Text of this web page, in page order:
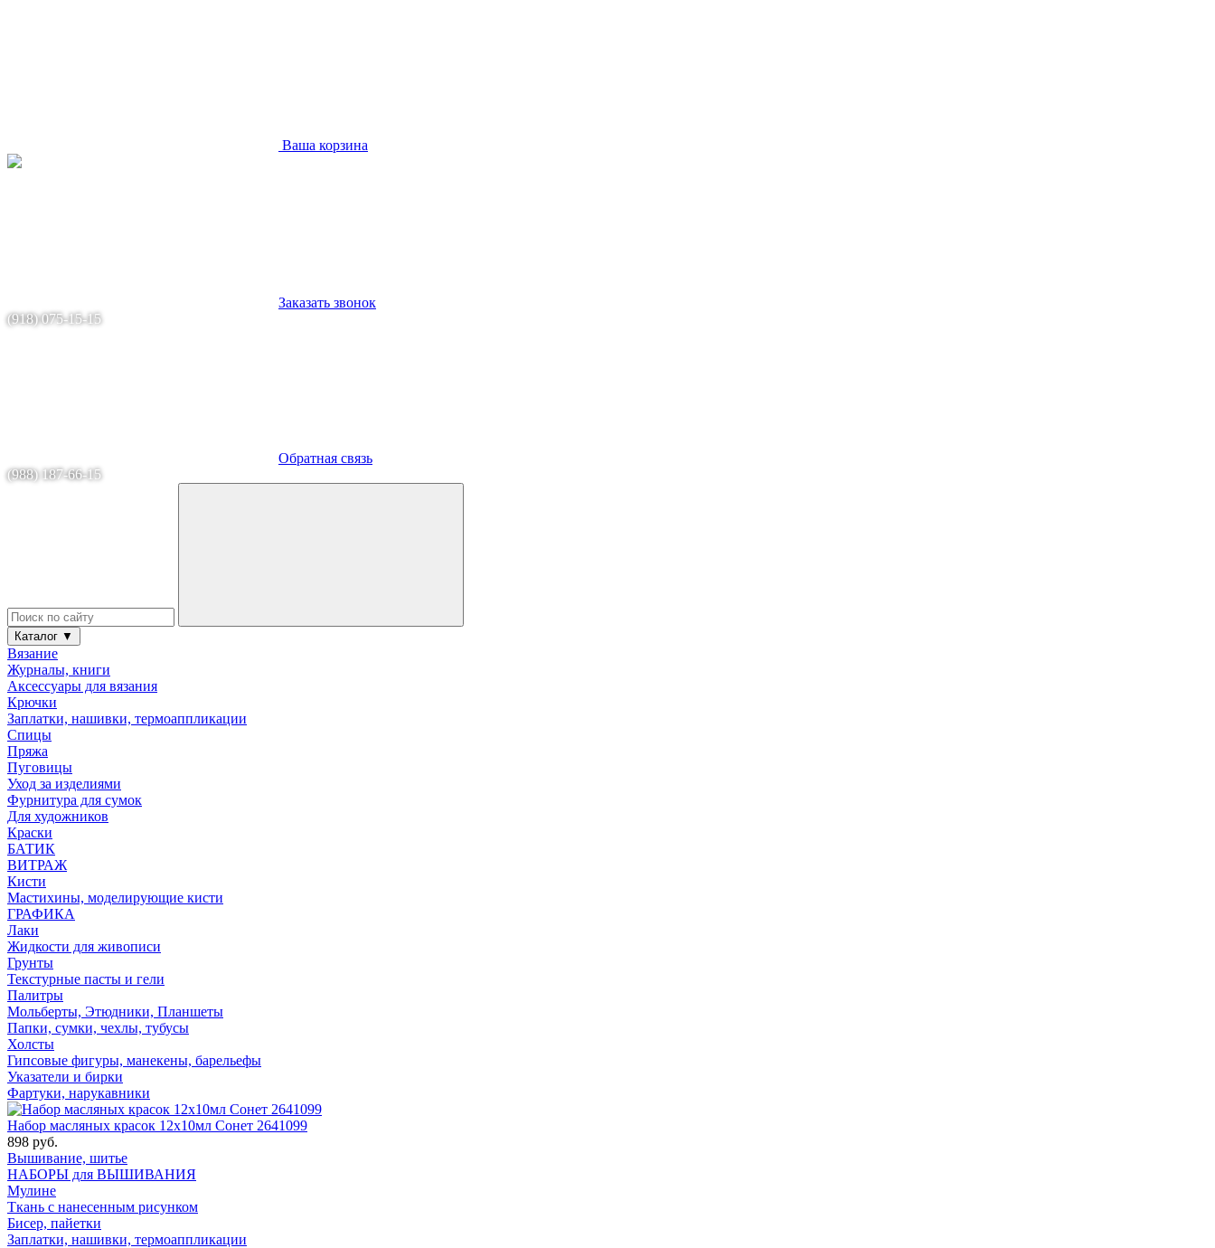
Ваша корзина
Заказать звонок
(918) 075-15-15
Обратная связь
(988) 187-66-15
Каталог ▼
Вязание
Журналы, книги
Аксессуары для вязания
Крючки
Заплатки, нашивки, термоаппликации
Спицы
Пряжа
Пуговицы
Уход за изделиями
Фурнитура для сумок
Для художников
Краски
БАТИК
ВИТРАЖ
Кисти
Мастихины, моделирующие кисти
ГРАФИКА
Лаки
Жидкости для живописи
Грунты
Текстурные пасты и гели
Палитры
Мольберты, Этюдники, Планшеты
Папки, сумки, чехлы, тубусы
Холсты
Гипсовые фигуры, манекены, барельефы
Указатели и бирки
Фартуки, нарукавники
Набор масляных красок 12х10мл Сонет 2641099
898 руб.
Вышивание, шитье
НАБОРЫ для ВЫШИВАНИЯ
Мулине
Ткань с нанесенным рисунком
Бисер, пайетки
Заплатки, нашивки, термоаппликации